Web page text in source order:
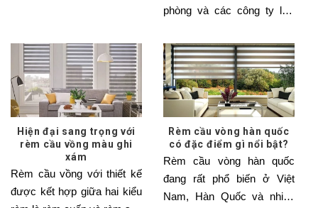
phòng và các công ty lựa
Hiện đại sang trọng với
rèm cầu vồng màu ghi
xám
Rèm cầu vồng với thiết kế
được kết hợp giữa hai kiểu
Rèm cầu vòng hàn quốc
có đặc điểm gì nổi bật?
Rèm cầu vòng hàn quốc
đang rất phổ biến ở Việt
Nam, Hàn Quốc và nhiều